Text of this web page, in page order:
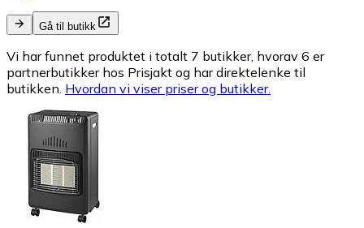
Gå til butikk
Vi har funnet produktet i totalt 7 butikker, hvorav 6 er
partnerbutikker hos Prisjakt og har direktelenke til
butikken. Hvordan vi viser priser og butikker.